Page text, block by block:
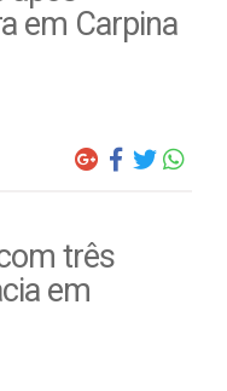
em Carpina
três
em